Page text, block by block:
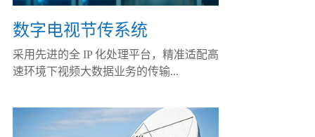
数字电视节传系统
采用先进的全 IP 化处理平台，精准适配高
速环境下视频大数据业务的传输...